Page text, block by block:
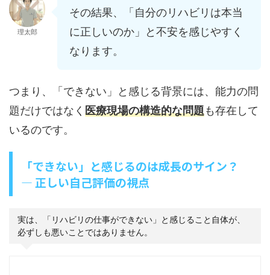
理太郎
その結果、「自分のリハビリは本当
に正しいのか」と不安を感じやすく
なります。
つまり、「できない」と感じる背景には、能力の問
題だけではなく 医療現場の構造的な問題も存在して
いるのです。
「できない」と感じるのは成長のサイン？
— 正しい自己評価の視点
実は、「リハビリの仕事ができない」と感じること自体が、
必ずしも悪いことではありません。